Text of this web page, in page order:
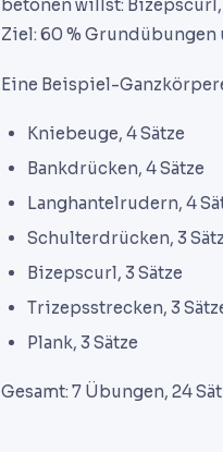
betonen willst:
Ziel: 60 % Grundübungen
Eine Beispiel-
Kniebeuge, 4 Sätze
Bankdrücken, 4 Sätze
Langhantelrudern, 4
Schulterdrücken, 3
Bizepscurl, 3 Sätze
Trizepsstrecken, 3
Plank, 3 Sätze
Gesamt: 7 Übungen, 24